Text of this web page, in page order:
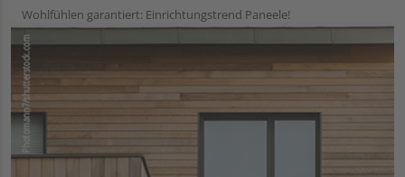
Wohlfühlen garantiert: Einrichtungstrend Paneele!